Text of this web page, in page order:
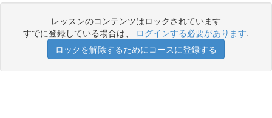
レッスンのコンテンツはロックされています
すでに登録している場合は、 ログインする必要があります.
ロックを解除するためにコースに登録する